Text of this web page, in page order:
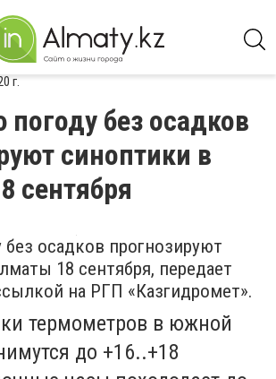
г.
погоду без осадков
синоптики в
сентября
осадков прогнозируют
18 сентября, передает
на РГП «Казгидромет».
термометров в южной
до +16..+18